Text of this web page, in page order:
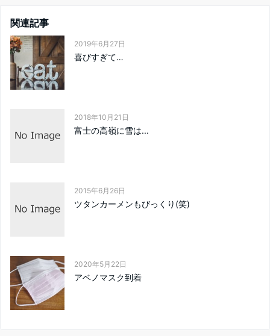
関連記事
2019年6月27日
喜びすぎて…
2018年10月21日
富士の高嶺に雪は...
2015年6月26日
ツタンカーメンもびっくり(笑)
2020年5月22日
アベノマスク到着